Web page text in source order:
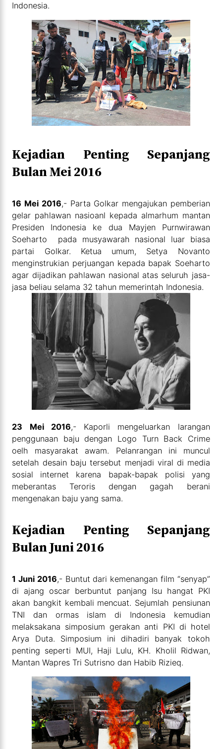
Indonesia.
Kejadian Penting Sepanjang
Bulan Mei 2016
16 Mei 2016,- Parta Golkar mengajukan pemberian
gelar pahlawan nasioanl kepada almarhum mantan
Presiden Indonesia ke dua Mayjen Purnwirawan
Soeharto pada musyawarah nasional luar biasa
partai Golkar. Ketua umum, Setya Novanto
menginstrukian perjuangan kepada bapak Soeharto
agar dijadikan pahlawan nasional atas seluruh jasa-
jasa beliau selama 32 tahun memerintah Indonesia.
23 Mei 2016,- Kaporli mengeluarkan larangan
penggunaan baju dengan Logo Turn Back Crime
oelh masyarakat awam. Pelanrangan ini muncul
setelah desain baju tersebut menjadi viral di media
sosial internet karena bapak-bapak polisi yang
meberantas Teroris dengan gagah berani
mengenakan baju yang sama.
Kejadian Penting Sepanjang
Bulan Juni 2016
1 Juni 2016,- Buntut dari kemenangan film “senyap”
di ajang oscar berbuntut panjang Isu hangat PKI
akan bangkit kembali mencuat. Sejumlah pensiunan
TNI dan ormas islam di Indonesia kemudian
melaksakana simposium gerakan anti PKI di hotel
Arya Duta. Simposium ini dihadiri banyak tokoh
penting seperti MUI, Haji Lulu, KH. Kholil Ridwan,
Mantan Wapres Tri Sutrisno dan Habib Rizieq.